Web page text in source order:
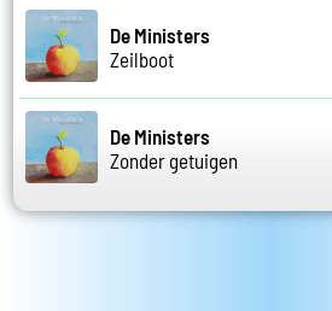
De Ministers
Zeilboot
De Ministers
Zonder getuigen